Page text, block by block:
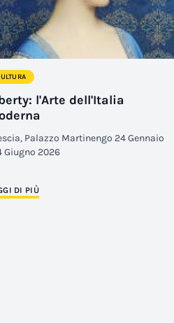
l'Arte dell'Italia
Palazzo Martinengo 24 Gennaio
Giugno 2026
DI PIÙ